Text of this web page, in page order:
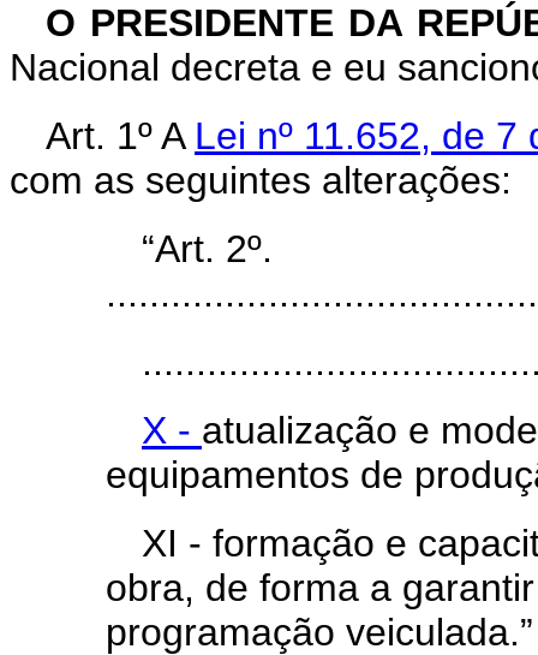
O PRESIDENTE DA
Nacional decreta e eu
Art. 1º A Lei nº 11.652, de
com as seguintes alterações:
“Art. 2º.
X - atualização e
equipamentos de
XI - formação e
obra, de forma a
programação